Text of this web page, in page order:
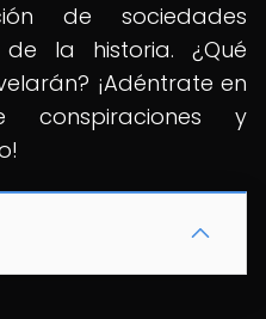
de sociedades
la historia. ¿Qué
¡Adéntrate en
conspiraciones y